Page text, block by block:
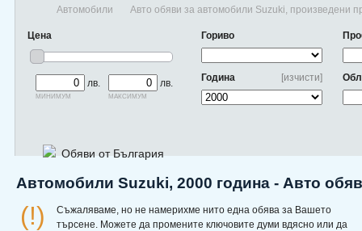
Автомобили Авто обяви за автомобили Suzuki, произведени
Цена
лв.
минимум
лв.
максимум
Гориво
[изчисти]
Година
Обяви от България
Автомобили Suzuki, 2000 година - Авто
(!)
Съжаляваме, но не намерихме нито една обява за Вашето
търсене. Можете да промените ключовите думи вдясно или да